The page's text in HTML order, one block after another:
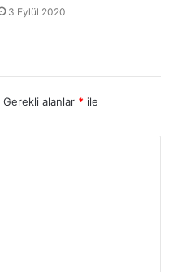
3 Eylül 2020
Gerekli alanlar * ile